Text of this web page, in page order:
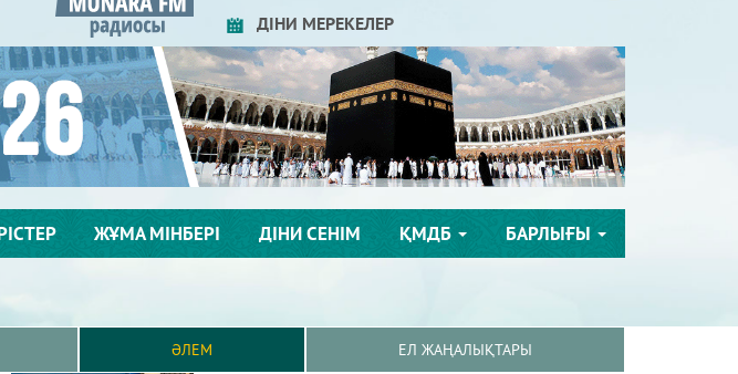
ДІНИ МЕРЕКЕЛЕР
ЖҰМА МІНБЕРІ ДІНИ СЕНІМ ҚМДБ БАРЛЫҒЫ
ӘЛЕМ ЕЛ ЖАҢАЛЫҚТАРЫ